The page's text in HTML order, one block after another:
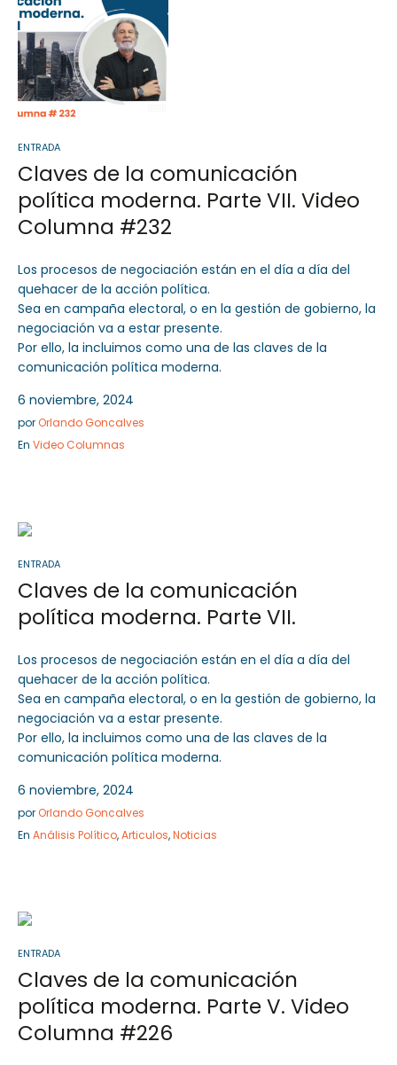
ENTRADA
Claves de la comunicación
política moderna. Parte VII. Video
Columna #232
Los procesos de negociación están en el día a día del
quehacer de la acción política.
Sea en campaña electoral, o en la gestión de gobierno, la
negociación va a estar presente.
Por ello, la incluimos como una de las claves de la
comunicación política moderna.
6 noviembre, 2024
por Orlando Goncalves
En Video Columnas
ENTRADA
Claves de la comunicación
política moderna. Parte VII.
Los procesos de negociación están en el día a día del
quehacer de la acción política.
Sea en campaña electoral, o en la gestión de gobierno, la
negociación va a estar presente.
Por ello, la incluimos como una de las claves de la
comunicación política moderna.
6 noviembre, 2024
por Orlando Goncalves
En Análisis Político,Articulos,Noticias
ENTRADA
Claves de la comunicación
política moderna. Parte V. Video
Columna #226